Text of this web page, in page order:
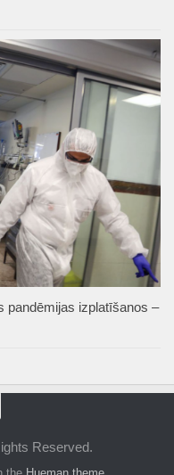
pandēmijas izplatīšanos –
Reserved.